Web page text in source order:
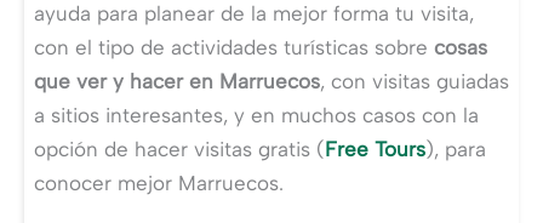
ayuda para planear de la mejor forma tu visita,
con el tipo de actividades turísticas sobre cosas
que ver y hacer en Marruecos, con visitas guiadas
a sitios interesantes, y en muchos casos con la
opción de hacer visitas gratis (Free Tours), para
conocer mejor Marruecos.